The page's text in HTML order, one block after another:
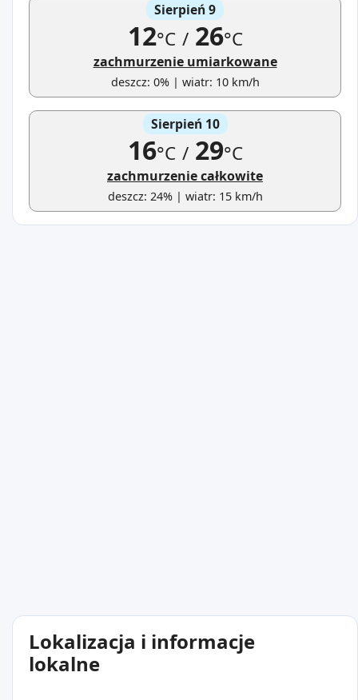
Sierpień 9
12°C /26°C
zachmurzenie umiarkowane
deszcz: 0% | wiatr: 10 km/h
Sierpień 10
16°C /29°C
zachmurzenie całkowite
deszcz: 24% | wiatr: 15 km/h
Lokalizacja i informacje
lokalne